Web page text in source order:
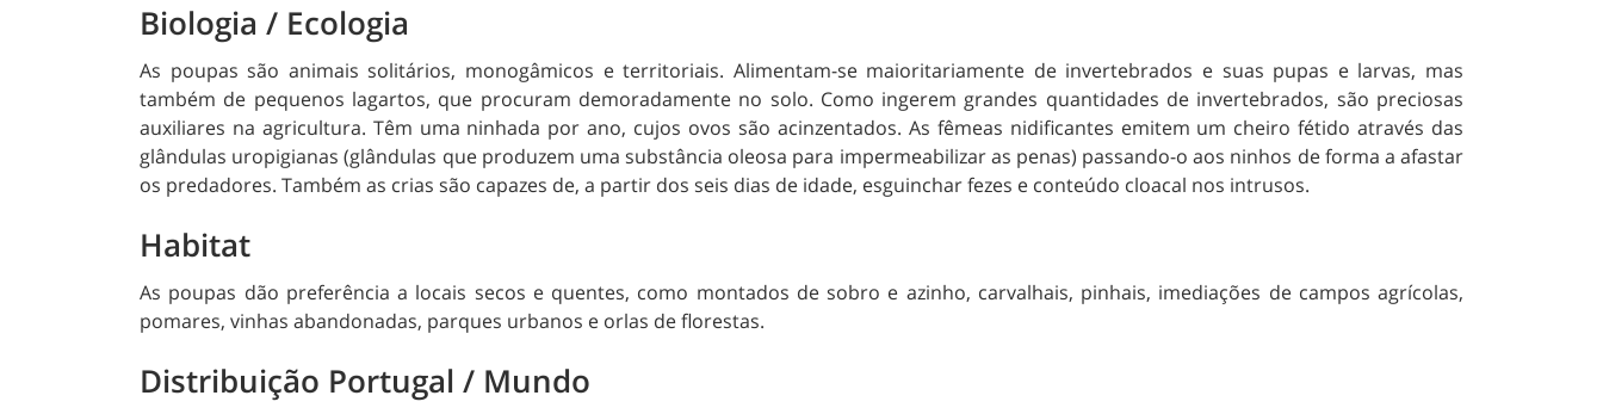
Biologia / Ecologia
As poupas são animais solitários, monogâmicos e territoriais. Alimentam-se maioritariamente de invertebrados e suas pupas e larvas, mas
também de pequenos lagartos, que procuram demoradamente no solo. Como ingerem grandes quantidades de invertebrados, são preciosas
auxiliares na agricultura. Têm uma ninhada por ano, cujos ovos são acinzentados. As fêmeas nidificantes emitem um cheiro fétido através das
glândulas uropigianas (glândulas que produzem uma substância oleosa para impermeabilizar as penas) passando-o aos ninhos de forma a afastar
os predadores. Também as crias são capazes de, a partir dos seis dias de idade, esguinchar fezes e conteúdo cloacal nos intrusos.
Habitat
As poupas dão preferência a locais secos e quentes, como montados de sobro e azinho, carvalhais, pinhais, imediações de campos agrícolas,
pomares, vinhas abandonadas, parques urbanos e orlas de florestas.
Distribuição Portugal / Mundo